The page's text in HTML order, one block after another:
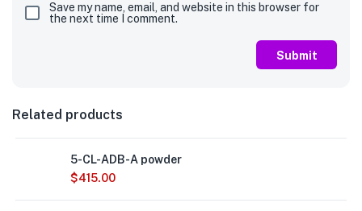
Save my name, email, and website in this browser for
the next time I comment.
Related products
5-CL-ADB-A powder
$415.00